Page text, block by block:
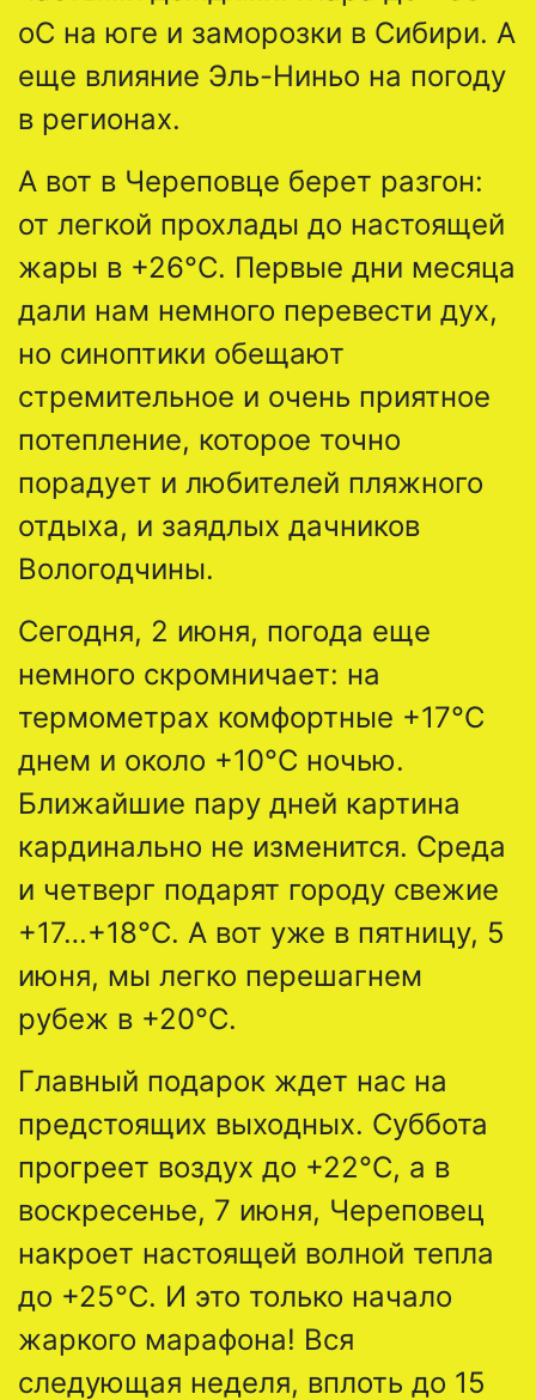
oC на юге и заморозки в Сибири. А
еще влияние Эль-Ниньо на погоду
в регионах.
А вот в Череповце берет разгон:
от легкой прохлады до настоящей
жары в +26°C. Первые дни месяца
дали нам немного перевести дух,
но синоптики обещают
стремительное и очень приятное
потепление, которое точно
порадует и любителей пляжного
отдыха, и заядлых дачников
Вологодчины.
Сегодня, 2 июня, погода еще
немного скромничает: на
термометрах комфортные +17°C
днем и около +10°C ночью.
Ближайшие пару дней картина
кардинально не изменится. Среда
и четверг подарят городу свежие
+17…+18°C. А вот уже в пятницу, 5
июня, мы легко перешагнем
рубеж в +20°C.
Главный подарок ждет нас на
предстоящих выходных. Суббота
прогреет воздух до +22°C, а в
воскресенье, 7 июня, Череповец
накроет настоящей волной тепла
до +25°C. И это только начало
жаркого марафона! Вся
следующая неделя, вплоть до 15